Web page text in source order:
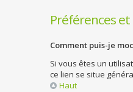
Préférences
Comment puis-je
Si vous êtes un
ce lien se situe
Haut